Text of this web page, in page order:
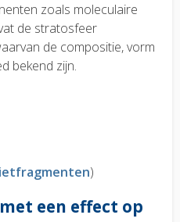
zoals moleculaire
de stratosfeer
de compositie, vorm
bekend zijn.
)
een effect op